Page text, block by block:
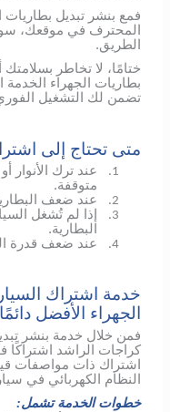
فمع بنشر تبديل بطاريات
المحترف في موقعك،
الطريق.
ختامًا، لا تخاطر
بطاريات الجهراء الخدمة
تضمن لك التشغيل
متى تحتاج إلى
1.
عند ترك الأنوار
متوقفة.
2. عند ضعف
3.
إذا لم تُشغل
البطارية.
4. عند ضعف قدرة
خدمة اشتراك
الجهراء الأفضل
فمن خلال خدمة بنشر
كراجات الراشد اشتراكًا
اشتراك ذات مواصفات
النظام الكهربائي في
خطوات الخدمة تشمل: